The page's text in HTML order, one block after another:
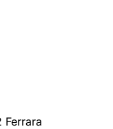
Ferrara